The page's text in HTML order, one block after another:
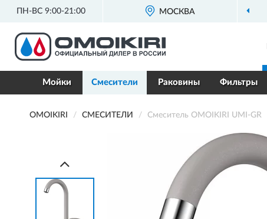
ПН-ВС 9:00-21:00 МОСКВА
Мойки Смесители Раковины Фильтры
OMOIKIRI СМЕСИТЕЛИ Смеситель OMOIKIRI UMI-GR